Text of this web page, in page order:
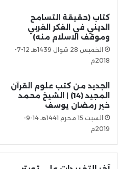
كتاب (حقيقة التسامح
الديني في الفكر الغربي
وموقف الاسلام منه)
الخميس 28 شوال 1439هـ 12-7-
2018م
الجديد من كتب علوم القرآن
المجيد (14) | الشيخ محمد
خير رمضان يوسف
السبت 15 محرم 1441هـ 14-9-
2019م